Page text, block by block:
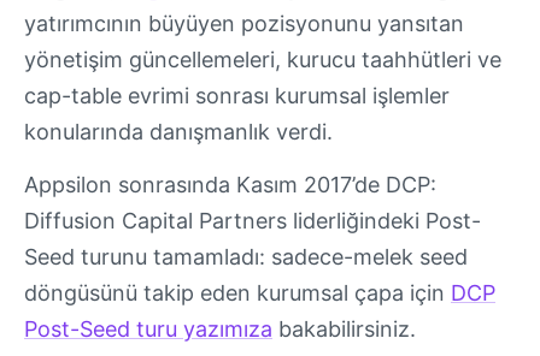
yatırımcının büyüyen pozisyonunu yansıtan
yönetişim güncellemeleri, kurucu taahhütleri ve
cap-table evrimi sonrası kurumsal işlemler
konularında danışmanlık verdi.
Appsilon sonrasında Kasım 2017’de DCP:
Diffusion Capital Partners liderliğindeki Post-
Seed turunu tamamladı: sadece-melek seed
döngüsünü takip eden kurumsal çapa için DCP
Post-Seed turu yazımıza bakabilirsiniz.